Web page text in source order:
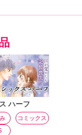
ハーフ
コミックス